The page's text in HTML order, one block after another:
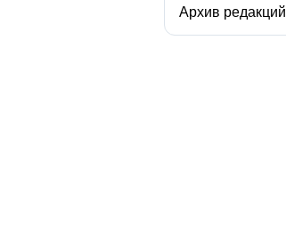
Архив редакций